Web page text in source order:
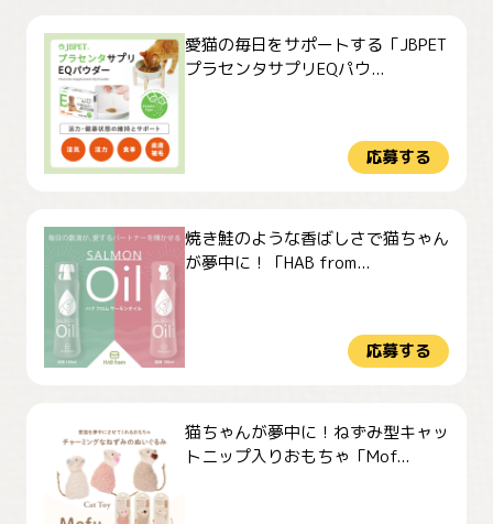
愛猫の毎日をサポートする「JBPET
プラセンタサプリEQパウ...
応募する
焼き鮭のような香ばしさで猫ちゃん
が夢中に！「HAB from...
応募する
猫ちゃんが夢中に！ねずみ型キャッ
トニップ入りおもちゃ「Mof...